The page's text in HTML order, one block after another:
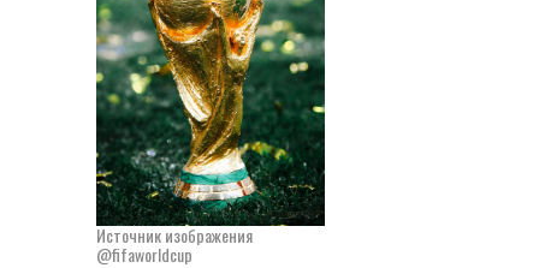
Источник изображения
@fifaworldcup